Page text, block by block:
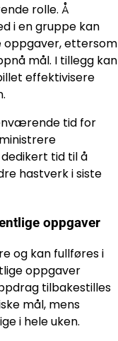
rolle. Å
i en gruppe kan
oppgaver, ettersom
mål. I tillegg kan
effektivisere
tid for
tid til å
hastverk i siste
oppgaver
og kan fullføres i
oppgaver
tilbakestilles
mål, mens
i hele uken.